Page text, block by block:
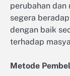
perubahan dan
segera
dengan baik
terhadap
Metode